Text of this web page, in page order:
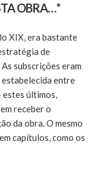
OBRA…*
XIX, era bastante
de
subscrições eram
estabelecida entre
últimos,
receber o
da obra. O mesmo
capítulos, como os